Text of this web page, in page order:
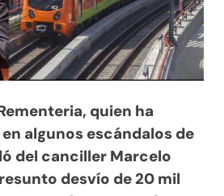
quien ha
algunos escándalos de
del canciller Marcelo
desvío de 20 mil